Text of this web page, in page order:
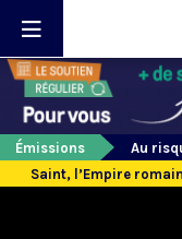
Émissions
Au
Saint, l’Empire